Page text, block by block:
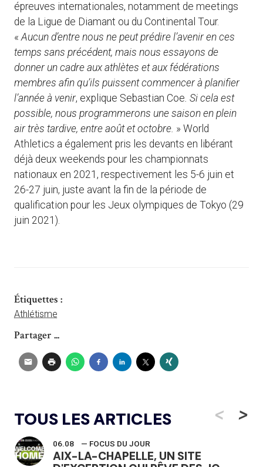
épreuves internationales, notamment de meetings
de la Ligue de Diamant ou du Continental Tour.
«Aucun d’entre nous ne peut prédire l’avenir en ces
temps sans précédent, mais nous essayons de
donner un cadre aux athlètes et aux fédérations
membres afin qu’ils puissent commencer à planifier
l’année à venir, explique Sebastian Coe. Si cela est
possible, nous programmerons une saison en plein
air très tardive, entre août et octobre. » World
Athletics a également pris les devants en libérant
déjà deux weekends pour les championnats
nationaux en 2021, respectivement les 5-6 juin et
26-27 juin, juste avant la fin de la période de
qualification pour les Jeux olympiques de Tokyo (29
juin 2021).
Étiquettes :
Athlétisme
Partager ...
TOUS LES ARTICLES <
06.08 — FOCUS DU JOUR
AIX-LA-CHAPELLE, UN SITE
>